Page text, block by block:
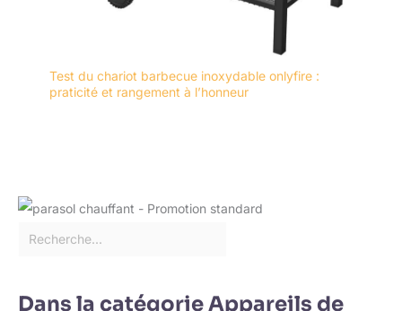
Test du chariot barbecue inoxydable onlyfire :
praticité et rangement à l’honneur
Dans la catégorie Appareils de